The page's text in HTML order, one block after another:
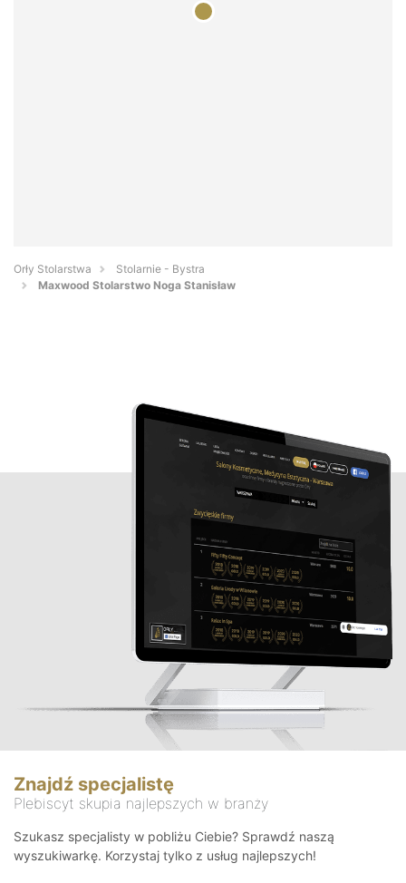
Orły Stolarstwa
Stolarnie - Bystra
Maxwood Stolarstwo Noga Stanisław
Znajdź specjalistę
Plebiscyt skupia najlepszych w branży
Szukasz specjalisty w pobliżu Ciebie? Sprawdź naszą
wyszukiwarkę. Korzystaj tylko z usług najlepszych!